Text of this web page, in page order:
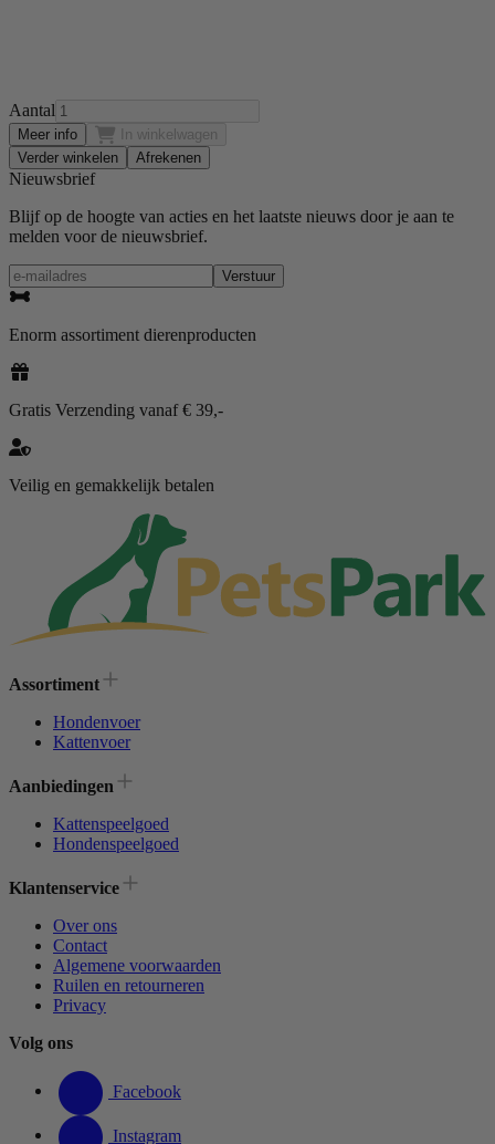
Aantal
Meer info
In winkelwagen
Verder winkelen
Afrekenen
Nieuwsbrief
Blijf op de hoogte van acties en het laatste nieuws door je aan te
melden voor de nieuwsbrief.
Verstuur
Enorm assortiment dierenproducten
Gratis Verzending vanaf € 39,-
Veilig en gemakkelijk betalen
Assortiment
Hondenvoer
Kattenvoer
Aanbiedingen
Kattenspeelgoed
Hondenspeelgoed
Klantenservice
Over ons
Contact
Algemene voorwaarden
Ruilen en retourneren
Privacy
Volg ons
Facebook
Instagram